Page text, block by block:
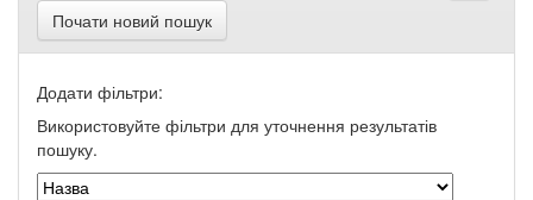
Почати новий пошук
Додати фільтри:
Використовуйте фільтри для уточнення результатів
пошуку.